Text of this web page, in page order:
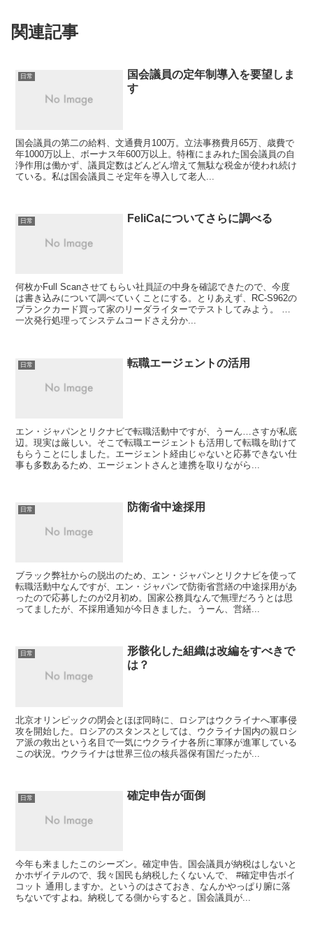
関連記事
日常
国会議員の定年制導入を要望しま
す
国会議員の第二の給料、文通費月100万。立法事務費月65万、歳費で
年1000万以上、ボーナス年600万以上。特権にまみれた国会議員の自
浄作用は働かず、議員定数はどんどん増えて無駄な税金が使われ続け
ている。私は国会議員こそ定年を導入して老人...
日常 FeliCaについてさらに調べる
何枚かFull Scanさせてもらい社員証の中身を確認できたので、今度
は書き込みについて調べていくことにする。とりあえず、RC-S962の
ブランクカード買って家のリーダライターでテストしてみよう。 …
一次発行処理ってシステムコードさえ分か...
日常 転職エージェントの活用
エン・ジャパンとリクナビで転職活動中ですが、うーん…さすが私底
辺。現実は厳しい。そこで転職エージェントも活用して転職を助けて
もらうことにしました。エージェント経由じゃないと応募できない仕
事も多数あるため、エージェントさんと連携を取りながら...
日常 防衛省中途採用
ブラック弊社からの脱出のため、エン・ジャパンとリクナビを使って
転職活動中なんですが、エン・ジャパンで防衛省営繕の中途採用があ
ったので応募したのが2月初め。国家公務員なんで無理だろうとは思
ってましたが、不採用通知が今日きました。うーん、営繕...
日常
形骸化した組織は改編をすべきで
は？
北京オリンピックの閉会とほぼ同時に、ロシアはウクライナへ軍事侵
攻を開始した。ロシアのスタンスとしては、ウクライナ国内の親ロシ
ア派の救出という名目で一気にウクライナ各所に軍隊が進軍している
この状況。ウクライナは世界三位の核兵器保有国だったが...
日常 確定申告が面倒
今年も来ましたこのシーズン。確定申告。国会議員が納税はしないと
かホザイテルので、我々国民も納税したくないんで、 #確定申告ボイ
コット 通用しますか。というのはさておき、なんかやっぱり腑に落
ちないですよね。納税してる側からすると。国会議員が...